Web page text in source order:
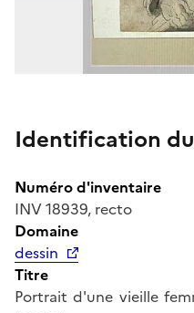
Identification
Numéro d'inventaire
INV 18939, recto
Domaine
dessin
Titre
Portrait d'une vieille